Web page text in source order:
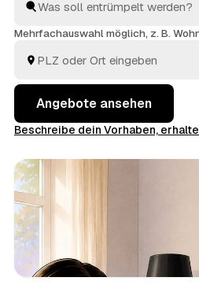
Sichtung des Nachlasses,
Wertanrechnung übernehmen
aus Bad Sobernheim und
vergleichen Sie in Ruhe und
Hand.
Mehrfachauswahl möglich, z. B.
Angebote ansehen
Beschreibe dein Vorhaben,